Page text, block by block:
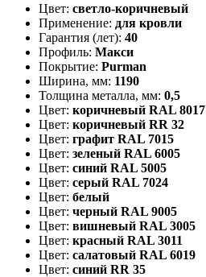
Цвет: светло-коричневый
Применение: для кровли
Гарантия (лет): 40
Профиль: Макси
Покрытие: Purman
Ширина, мм: 1190
Толщина металла, мм: 0,5
Цвет: коричневый RAL 8017
Цвет: коричневый RR 32
Цвет: графит RAL 7015
Цвет: зеленый RAL 6005
Цвет: синий RAL 5005
Цвет: серый RAL 7024
Цвет: белый
Цвет: черный RAL 9005
Цвет: вишневый RAL 3005
Цвет: красный RAL 3011
Цвет: салатовый RAL 6019
Цвет: синий RR 35